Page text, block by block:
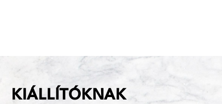
KIÁLLÍTÓKNAK